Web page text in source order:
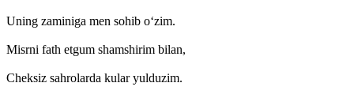
Uning zaminiga men sohib o‘zim.
Misrni fath etgum shamshirim bilan,
Cheksiz sahrolarda kular yulduzim.